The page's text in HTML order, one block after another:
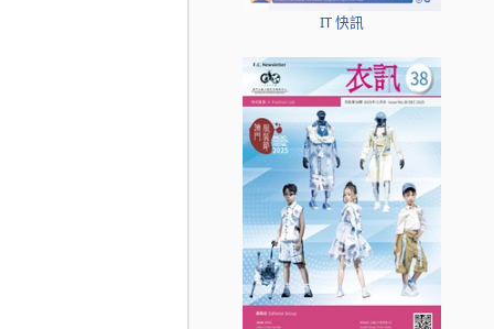
IT 快訊